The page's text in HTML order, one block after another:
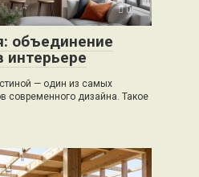
0
объединение
интерьере
— один из самых
современного дизайна. Такое